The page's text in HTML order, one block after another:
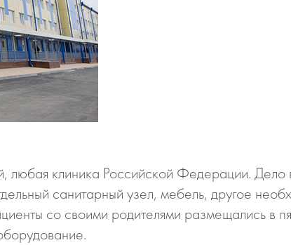
клиника Российской Федерации. Дело
санитарный узел, мебель, другое
со своими родителями размещались в